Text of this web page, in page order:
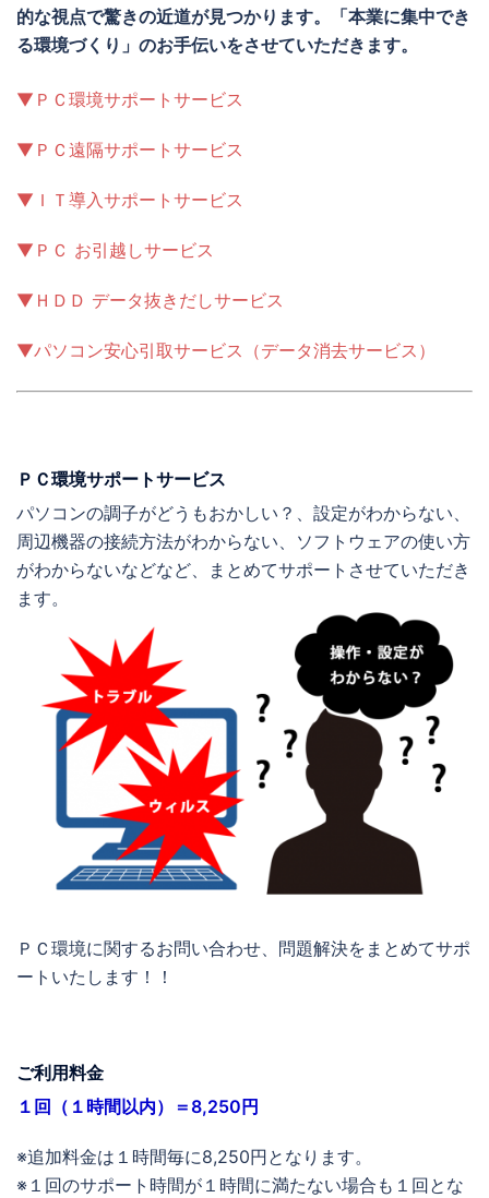
的な視点で驚きの近道が見つかります。「本業に集中でき
る環境づくり」のお手伝いをさせていただきます。
▼ＰＣ環境サポートサービス
▼ＰＣ遠隔サポートサービス
▼ＩＴ導入サポートサービス
▼ＰＣ お引越しサービス
▼ＨＤＤ データ抜きだしサービス
▼パソコン安心引取サービス（データ消去サービス）
ＰＣ環境サポートサービス
パソコンの調子がどうもおかしい？、設定がわからない、
周辺機器の接続方法がわからない、ソフトウェアの使い方
がわからないなどなど、まとめてサポートさせていただき
ます。
ＰＣ環境に関するお問い合わせ、問題解決をまとめてサポ
ートいたします！！
ご利用料金
１回（１時間以内）＝8,250円
※追加料金は１時間毎に8,250円となります。
※１回のサポート時間が１時間に満たない場合も１回とな